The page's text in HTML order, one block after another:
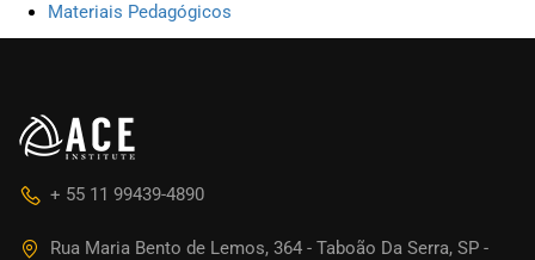
Materiais Pedagógicos
+ 55 11 99439-4890
Rua Maria Bento de Lemos, 364 - Taboão Da Serra, SP -